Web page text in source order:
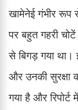
खामेनेई गंभीर रूप
पर बहुत गहरी
से बिगड़ गया
और उनकी सुरक्षा
गया है और रिपोर्ट